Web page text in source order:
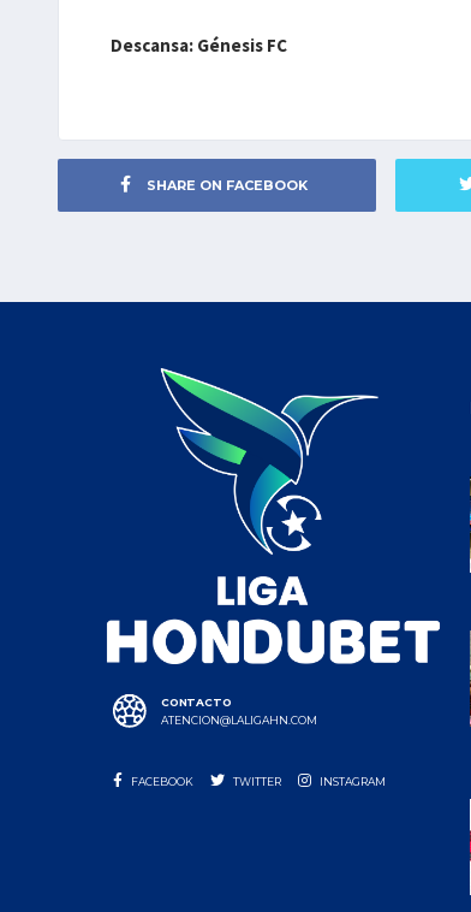
Descansa: Génesis FC
SHARE ON FACEBOOK
CONTACTO
ATENCION@LALIGAHN.COM
FACEBOOK TWITTER INSTAGRAM